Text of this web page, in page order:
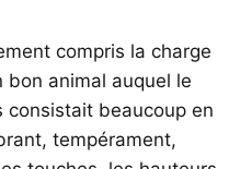
compris la charge
animal auquel le
consistait beaucoup en
tempérament,